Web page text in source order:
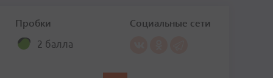
Пробки
2 балла
Социальные сети